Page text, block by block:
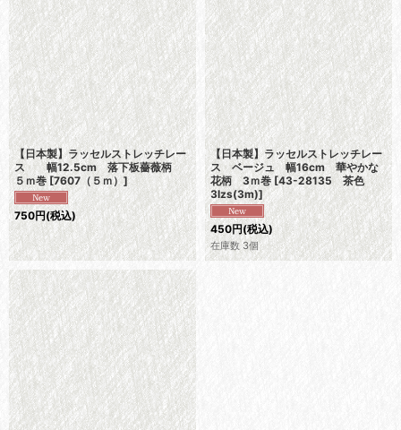
【日本製】ラッセルストレッチレー
ス 幅12.5cm 落下板薔薇柄
５ｍ巻 [7607（５ｍ）]
750円(税込)
【日本製】ラッセルストレッチレー
ス ベージュ 幅16cm 華やかな
花柄 3ｍ巻 [43-28135 茶色
3lzs(3m)]
450円(税込)
在庫数 3個